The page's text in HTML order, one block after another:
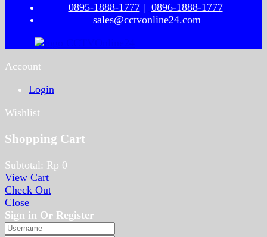
0895-1888-1777| 0896-1888-1777
sales@cctvonline24.com
Account
Login
Wishlist
Shopping Cart
Subtotal: Rp 0
View Cart
Check Out
Close
Sign in Or Register